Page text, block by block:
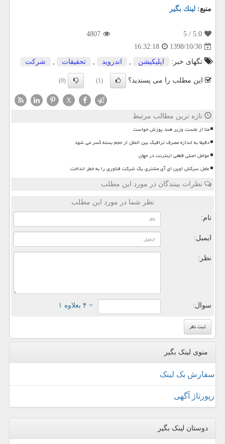
منبع: لینك بگیر
5.0
/ 5
4807
1398/10/30
16:32:18
تگهای خبر:
اپلیكیشن , اندروید , تحقیقات , شركت
این مطلب را می پسندید؟ (1)
(0)
X
تازه ترین مطالب مرتبط
متا از نخست وزیر هند پوزش خواست
دقیقا به اندازه مصرف ترافیک بین الملل از حجم بسته کسر می شود
عوامل اصلی قطعی اینترنت در جهان
عامل سرکش اوپن ای آی مشتری یک شرکت فناوری را به خطر انداخت
نظرات بینندگان در مورد این مطلب
نظر شما در مورد این مطلب
نام:
ایمیل:
نظر:
سوال: = ۴ بعلاوه ۱
منوی لینک بگیر
سفارش بک لینک
رپورتاژ آگهی
دوستان لینک بگیر